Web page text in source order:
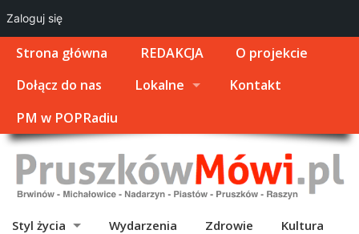
Strona główna REDAKCJA
O projekcie
Dołącz do nas
Lokalne
Kontakt
PM w POPRadiu
Styl życia Wydarzenia Zdrowie Kultura
Zaloguj się